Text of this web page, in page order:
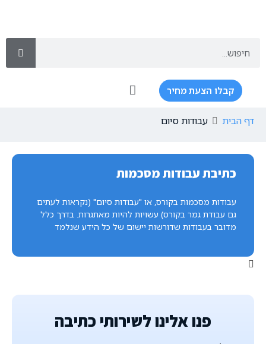
קבלו הצעת מחיר
דף הבית עבודות סיום
כתיבת עבודות מסכמות
עבודות מסכמות בקורס, או "עבודות סיום" (נקראות לעתים
גם עבודת גמר בקורס) עשויות להיות מאתגרות. בדרך כלל
מדובר בעבודות שדורשות יישום של כל הידע שנלמד
פנו אלינו לשירותי כתיבה